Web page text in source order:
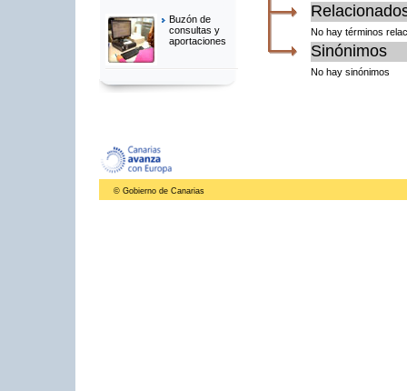
Buzón de
consultas y
aportaciones
No hay términos
Sinónimos
No hay sinónimos
© Gobierno de Canarias